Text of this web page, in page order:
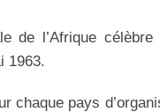
de l’Afrique
1963.
chaque pays